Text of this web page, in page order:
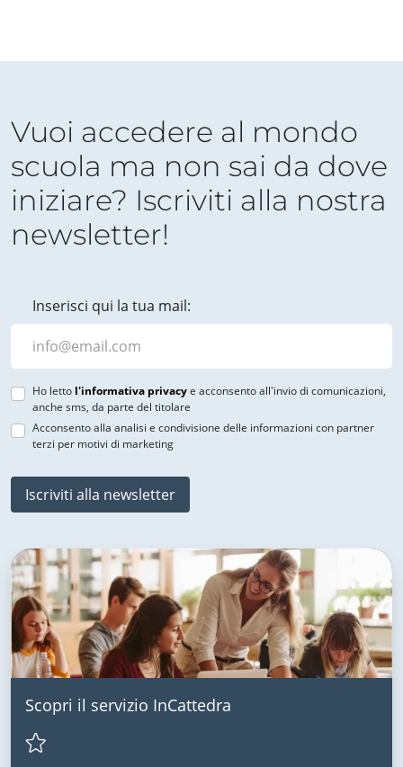
Vuoi accedere al mondo
scuola ma non sai da dove
iniziare? Iscriviti alla nostra
newsletter!
Inserisci qui la tua mail:
Ho letto l'informativa privacye acconsento all'invio di comunicazioni,
anche sms, da parte del titolare
Acconsento alla analisi e condivisione delle informazioni con partner
terzi per motivi di marketing
Iscriviti alla newsletter
Scopri il servizio InCattedra